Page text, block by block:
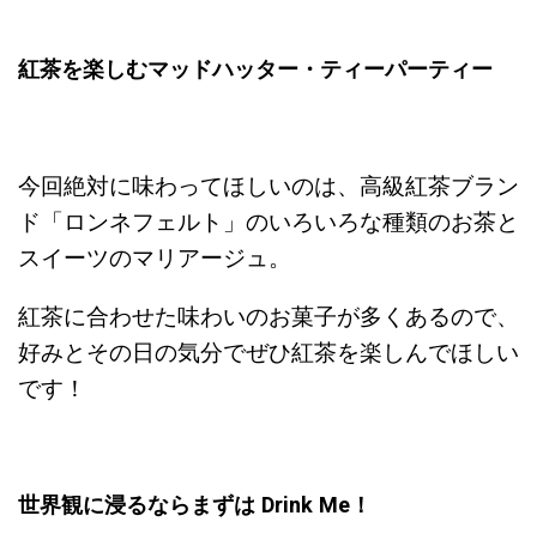
紅茶を楽しむマッドハッター・ティーパーティー
今回絶対に味わってほしいのは、高級紅茶ブラン
ド「ロンネフェルト」のいろいろな種類のお茶と
スイーツのマリアージュ。
紅茶に合わせた味わいのお菓子が多くあるので、
好みとその日の気分でぜひ紅茶を楽しんでほしい
です！
世界観に浸るならまずは Drink Me！